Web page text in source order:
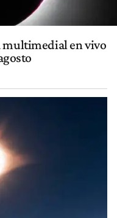
multimedial en vivo